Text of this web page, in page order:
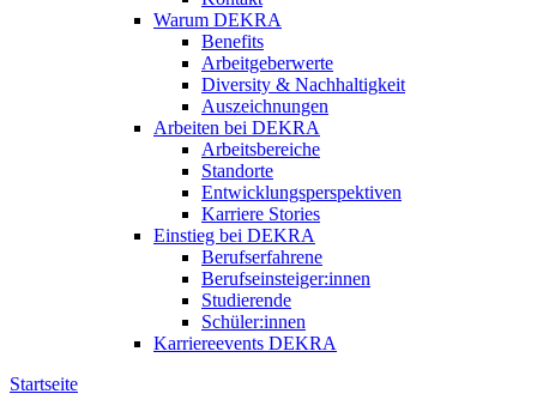
Warum DEKRA
Benefits
Arbeitgeberwerte
Diversity & Nachhaltigkeit
Auszeichnungen
Arbeiten bei DEKRA
Arbeitsbereiche
Standorte
Entwicklungsperspektiven
Karriere Stories
Einstieg bei DEKRA
Berufserfahrene
Berufseinsteiger:innen
Studierende
Schüler:innen
Karriereevents DEKRA
Startseite